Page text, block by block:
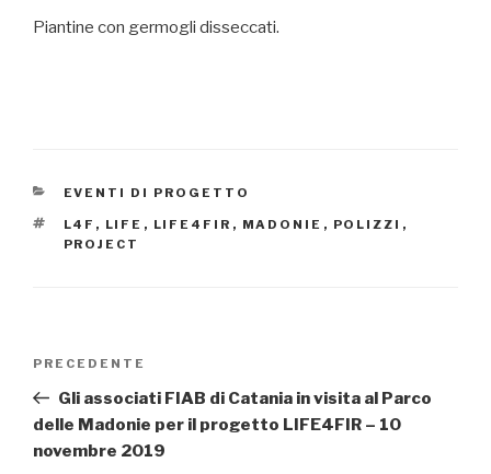
Piantine con germogli disseccati.
CATEGORIE
EVENTI DI PROGETTO
TAG
L4F , LIFE , LIFE4FIR , MADONIE , POLIZZI ,
PROJECT
Articolo
precedente:
PRECEDENTE
Gli associati FIAB di Catania in visita al Parco
delle Madonie per il progetto LIFE4FIR – 10
novembre 2019